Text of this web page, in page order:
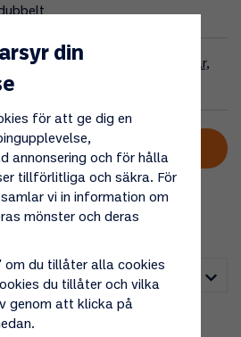
Förvaringsväska för tankadaptrar,
4st adaptrar
Lägg i varukorgen
din
för att ge dig en
annonsering och för hålla
tillförlitliga och säkra. För
vi in information om
mönster och deras
om du tillåter alla cookies
du tillåter och vilka
genom att klicka på